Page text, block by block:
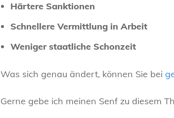
Härtere Sanktionen
Schnellere Vermittlung in Arbeit
Weniger staatliche Schonzeit
Was sich genau ändert, können Sie bei
Gerne gebe ich meinen Senf zu diesem